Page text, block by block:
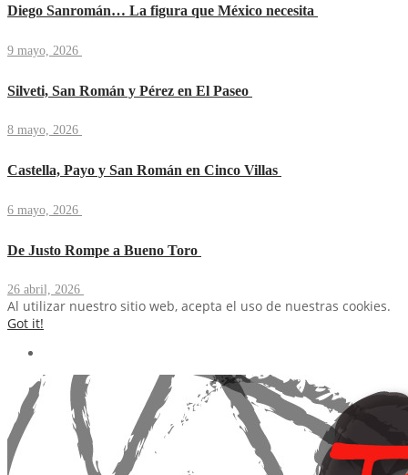
Diego Sanromán… La figura que México necesita
9 mayo, 2026
Silveti, San Román y Pérez en El Paseo
8 mayo, 2026
Castella, Payo y San Román en Cinco Villas
6 mayo, 2026
De Justo Rompe a Bueno Toro
26 abril, 2026
Al utilizar nuestro sitio web, acepta el uso de nuestras cookies.
Got it!